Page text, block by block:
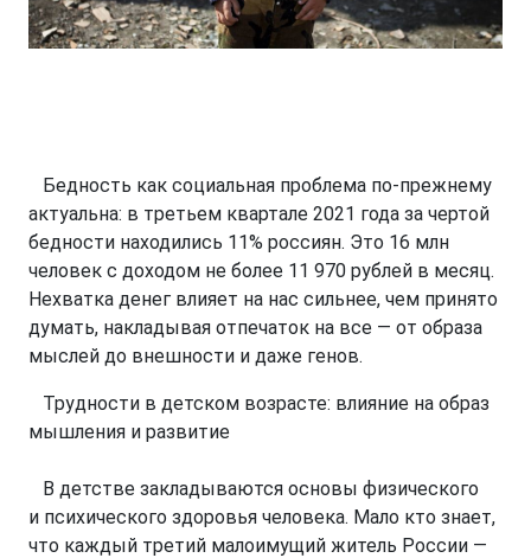
Бедность как социальная проблема по-прежнему
актуальна: в третьем квартале 2021 года за чертой
бедности находились 11% россиян. Это 16 млн
человек с доходом не более 11 970 рублей в месяц.
Нехватка денег влияет на нас сильнее, чем принято
думать, накладывая отпечаток на все — от образа
мыслей до внешности и даже генов.
Трудности в детском возрасте: влияние на образ
мышления и развитие
В детстве закладываются основы физического
и психического здоровья человека. Мало кто знает,
что каждый третий малоимущий житель России —